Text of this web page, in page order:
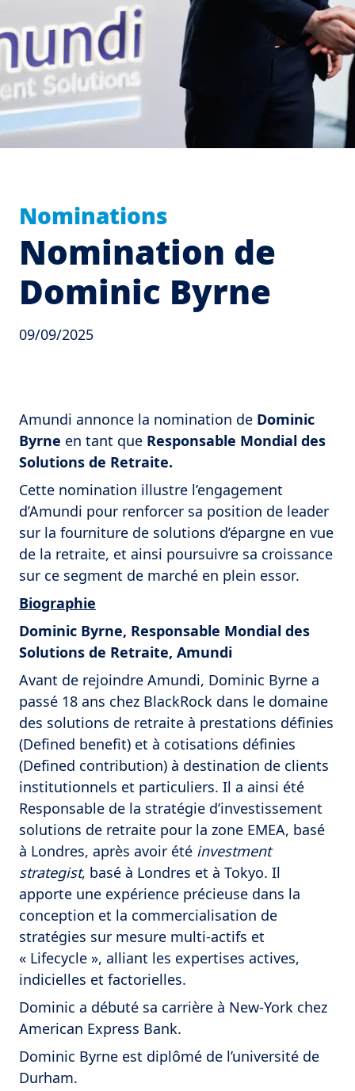
Nominations
Nomination de
Dominic Byrne
09/09/2025
Amundi annonce la nomination de Dominic
Byrne en tant que Responsable Mondial des
Solutions de Retraite.
Cette nomination illustre l’engagement
d’Amundi pour renforcer sa position de leader
sur la fourniture de solutions d’épargne en vue
de la retraite, et ainsi poursuivre sa croissance
sur ce segment de marché en plein essor.
Biographie
Dominic Byrne, Responsable Mondial des
Solutions de Retraite, Amundi
Avant de rejoindre Amundi, Dominic Byrne a
passé 18 ans chez BlackRock dans le domaine
des solutions de retraite à prestations définies
(Defined benefit) et à cotisations définies
(Defined contribution) à destination de clients
institutionnels et particuliers. Il a ainsi été
Responsable de la stratégie d’investissement
solutions de retraite pour la zone EMEA, basé
à Londres, après avoir été investment
strategist, basé à Londres et à Tokyo. Il
apporte une expérience précieuse dans la
conception et la commercialisation de
stratégies sur mesure multi-actifs et
« Lifecycle », alliant les expertises actives,
indicielles et factorielles.
Dominic a débuté sa carrière à New-York chez
American Express Bank.
Dominic Byrne est diplômé de l’université de
Durham.